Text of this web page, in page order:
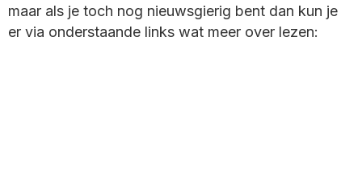
maar als je toch nog nieuwsgierig bent dan kun je
er via onderstaande links wat meer over lezen: